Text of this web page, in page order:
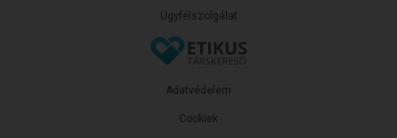
Ügyfélszolgálat
Adatvédelem
Cookiek